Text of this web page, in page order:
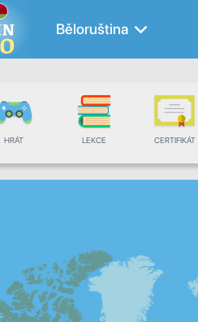
Běloruština
HRÁT LEKCE CERTIFIKÁT